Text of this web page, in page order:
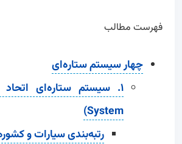
فهرست مطالب
چهار سیستم ستاره‌ای
System)
رتبه‌بندی سیارات و